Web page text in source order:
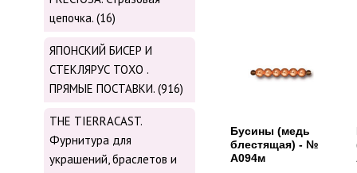
цепочка. (16)
ЯПОНСКИЙ БИСЕР И
СТЕКЛЯРУС TOХО .
ПРЯМЫЕ ПОСТАВКИ. (916)
THE TIERRACAST.
Фурнитура для
украшений, браслетов и
Бусины (медь
блестящая) - №
А094м